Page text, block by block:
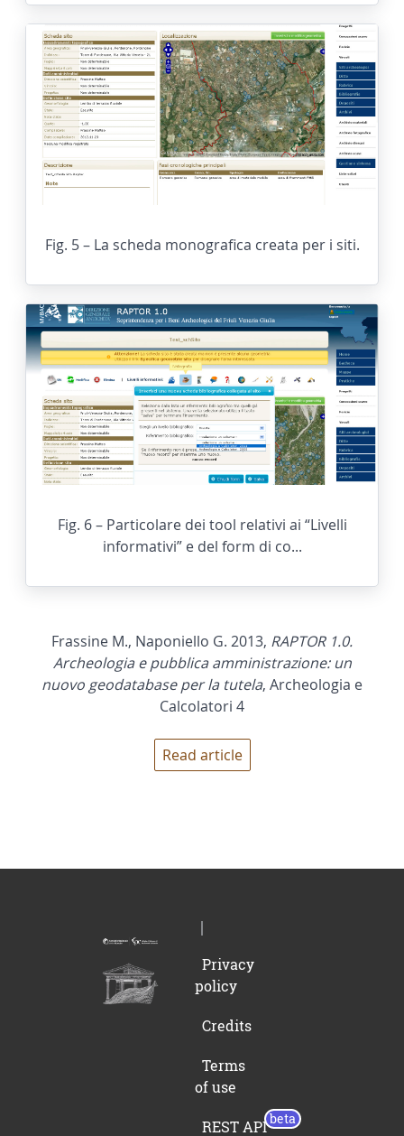
Fig. 5 – La scheda monografica creata per i siti.
Fig. 6 – Particolare dei tool relativi ai “Livelli
informativi” e del form di co...
Frassine M., Naponiello G. 2013, RAPTOR 1.0.
Archeologia e pubblica amministrazione: un
nuovo geodatabase per la tutela, Archeologia e
Calcolatori 4
Read article
Privacy
policy
Credits
Terms
of use
REST API